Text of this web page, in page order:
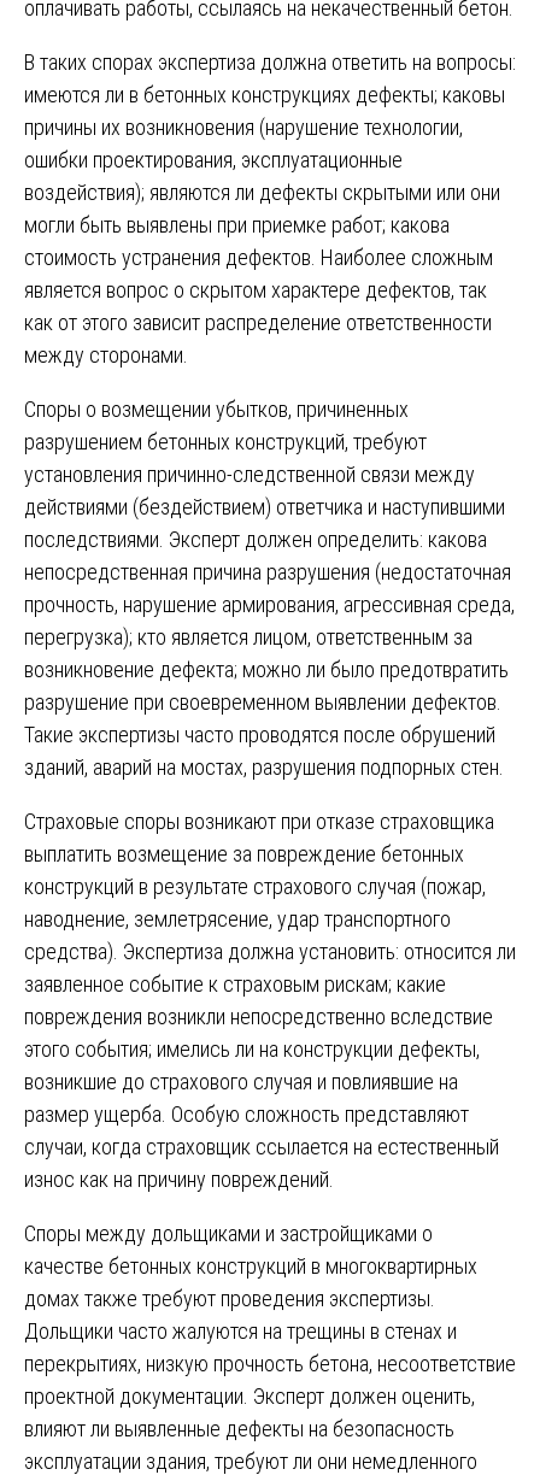
оплачивать работы, ссылаясь на некачественный бетон.
В таких спорах экспертиза должна ответить на вопросы:
имеются ли в бетонных конструкциях дефекты; каковы
причины их возникновения (нарушение технологии,
ошибки проектирования, эксплуатационные
воздействия); являются ли дефекты скрытыми или они
могли быть выявлены при приемке работ; какова
стоимость устранения дефектов. Наиболее сложным
является вопрос о скрытом характере дефектов, так
как от этого зависит распределение ответственности
между сторонами.
Споры о возмещении убытков, причиненных
разрушением бетонных конструкций, требуют
установления причинно-следственной связи между
действиями (бездействием) ответчика и наступившими
последствиями. Эксперт должен определить: какова
непосредственная причина разрушения (недостаточная
прочность, нарушение армирования, агрессивная среда,
перегрузка); кто является лицом, ответственным за
возникновение дефекта; можно ли было предотвратить
разрушение при своевременном выявлении дефектов.
Такие экспертизы часто проводятся после обрушений
зданий, аварий на мостах, разрушения подпорных стен.
Страховые споры возникают при отказе страховщика
выплатить возмещение за повреждение бетонных
конструкций в результате страхового случая (пожар,
наводнение, землетрясение, удар транспортного
средства). Экспертиза должна установить: относится ли
заявленное событие к страховым рискам; какие
повреждения возникли непосредственно вследствие
этого события; имелись ли на конструкции дефекты,
возникшие до страхового случая и повлиявшие на
размер ущерба. Особую сложность представляют
случаи, когда страховщик ссылается на естественный
износ как на причину повреждений.
Споры между дольщиками и застройщиками о
качестве бетонных конструкций в многоквартирных
домах также требуют проведения экспертизы.
Дольщики часто жалуются на трещины в стенах и
перекрытиях, низкую прочность бетона, несоответствие
проектной документации. Эксперт должен оценить,
влияют ли выявленные дефекты на безопасность
эксплуатации здания, требуют ли они немедленного